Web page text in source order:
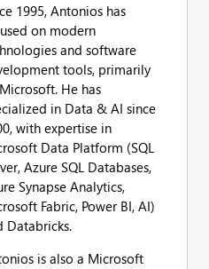
1995, Antonios has
on modern
and software
tools, primarily
He has
in Data & AI since
with expertise in
Data Platform (SQL
Azure SQL Databases,
Synapse Analytics,
Fabric, Power BI, AI)
Databricks.
is also a Microsoft